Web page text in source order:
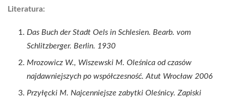
Literatura:
Das Buch der Stadt Oels in Schlesien. Bearb. vom
Schlitzberger. Berlin. 1930
Mrozowicz W., Wiszewski M. Oleśnica od czasów
najdawniejszych po współczesność. Atut Wrocław 2006
Przyłęcki M. Najcenniejsze zabytki Oleśnicy. Zapiski